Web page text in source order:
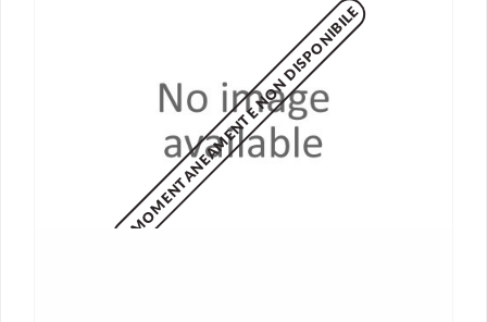
MOMENTANEAMENTE NON DISPONIBILE